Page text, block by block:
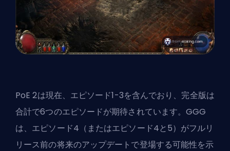
PoE 2は現在、エピソード1-3を含んでおり、完全版は
合計で6つのエピソードが期待されています。GGG
は、エピソード4（またはエピソード4と5）がフルリ
リース前の将来のアップデートで登場する可能性を示